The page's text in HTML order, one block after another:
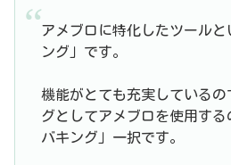
アメブロに特化したツール
ング」です。
機能がとても充実しているの
グとしてアメブロを使用す
バキング」一択です。